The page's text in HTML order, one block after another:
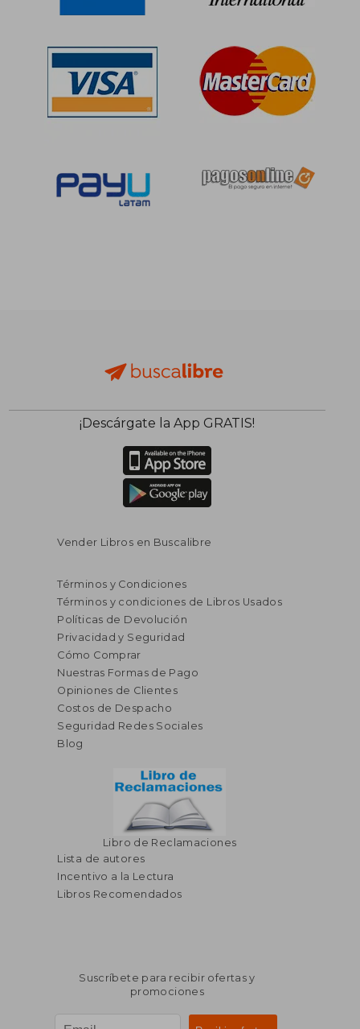
¡Descárgate la App GRATIS!
Vender Libros en Buscalibre
Términos y Condiciones
Términos y condiciones de Libros Usados
Políticas de Devolución
Privacidad y Seguridad
Cómo Comprar
Nuestras Formas de Pago
Opiniones de Clientes
Costos de Despacho
Seguridad Redes Sociales
Blog
Libro de Reclamaciones
Lista de autores
Incentivo a la Lectura
Libros Recomendados
Suscríbete para recibir ofertas y
promociones